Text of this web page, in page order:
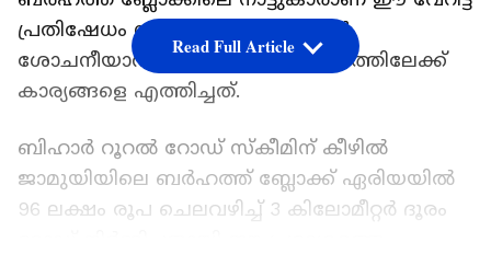
പ്രതിഷേധം നടത്തിയത്. റോഡിന്റെ
ശോചനീയാവസ്ഥയാണ് പ്രതിഷേധത്തിലേക്ക്
കാര്യങ്ങളെ എത്തിച്ചത്.
ബിഹാർ റൂറൽ റോഡ് സ്കീമിന് കീഴിൽ
ജാമുയിയിലെ ബർഹത്ത് ബ്ലോക്ക് ഏരിയയിൽ
96 ലക്ഷം രൂപ ചെലവഴിച്ച് 3 കിലോമീറ്റർ ദൂരം
Read Full Article